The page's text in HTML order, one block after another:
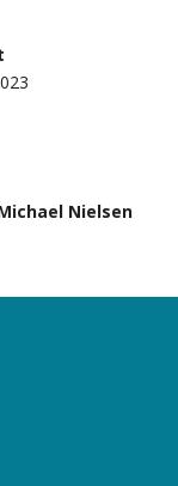
Nielsen